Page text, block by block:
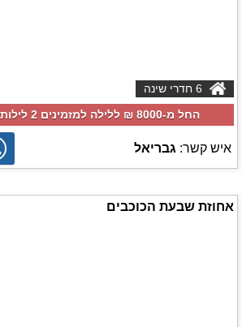
החל מ-‏8000 ₪ ללילה למזמינים 2 לילות בסופ"ש הקרוב
איש קשר: גבריאל
אחוזת שבעת הכוכבים